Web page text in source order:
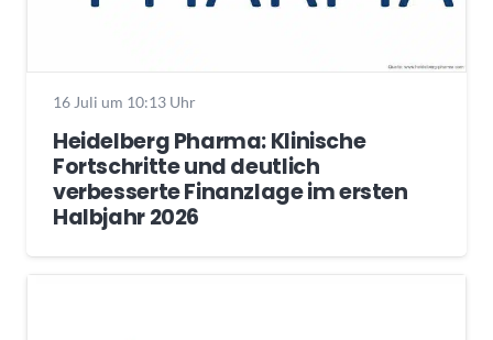
16 Juli um 10:13 Uhr
Heidelberg Pharma: Klinische
Fortschritte und deutlich
verbesserte Finanzlage im ersten
Halbjahr 2026